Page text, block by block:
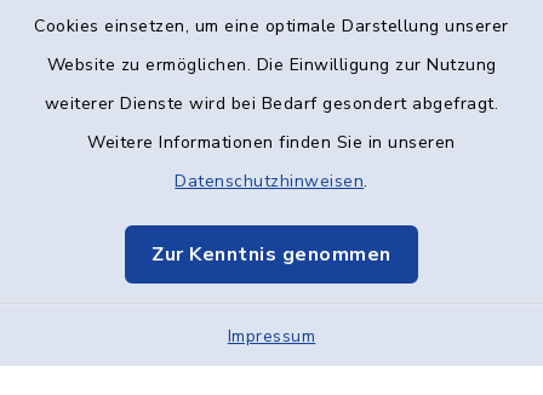
Cookies einsetzen, um eine optimale Darstellung unserer
Website zu ermöglichen. Die Einwilligung zur Nutzung
weiterer Dienste wird bei Bedarf gesondert abgefragt.
Weitere Informationen finden Sie in unseren
Datenschutzhinweisen.
Zur Kenntnis genommen
Impressum
Kontakt
Datenschutz
Elektronische Kommunikation
Sitemap